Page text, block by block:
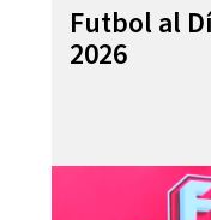
Futbol al
2026